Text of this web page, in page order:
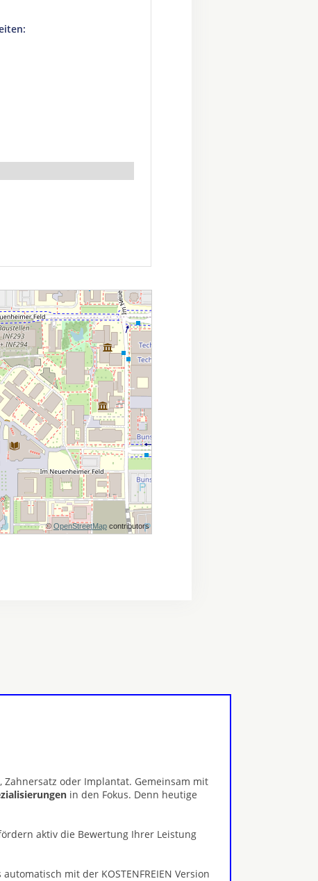
oder Implantat. Gemeinsam mit
in den Fokus. Denn heutige
aktiv die Bewertung Ihrer Leistung
mit der KOSTENFREIEN Version